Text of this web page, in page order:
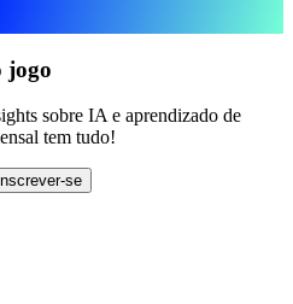
jogo
sobre IA e aprendizado de
tem tudo!
Inscrever-se